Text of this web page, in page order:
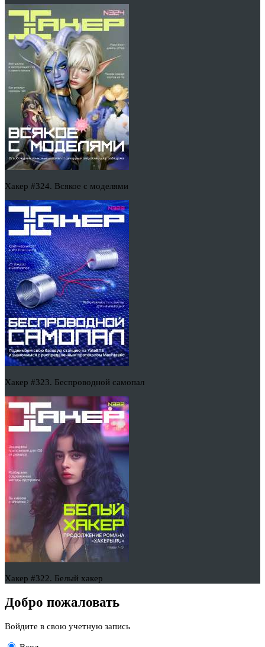
Хакер #324. Всякое с моделями
Хакер #323. Беспроводной самопал
Хакер #322. Белый хакер
Добро пожаловать
Войдите в свою учетную запись